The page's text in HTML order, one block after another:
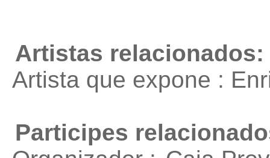
Artistas relacionados:
Artista que expone :
Participes